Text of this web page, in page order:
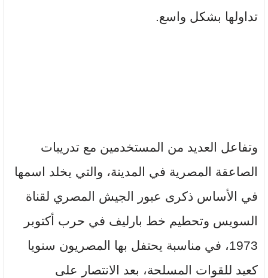
تداولها بشكل واسع.
وتفاعل العديد من المستخدمين مع تدريبات
الصاعقة المصرية في المدينة، والتي يخلد اسمها
في الأساس ذكرى عبور الجيش المصري لقناة
السويس وتحطيم خط بارليف في حرب أكتوبر
1973، في مناسبة يحتفل بها المصريون سنويا
كعيد للقوات المسلحة، بعد الانتصار على